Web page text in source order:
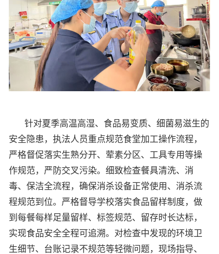
针对夏季高温高湿、食品易变质、细菌易滋生的
安全隐患，执法人员重点规范食堂加工操作流程，
严格督促落实生熟分开、荤素分区、工具专用等操
作规范，严防交叉污染。细致检查餐具清洗、消
毒、保洁全流程，确保消杀设备正常使用、消杀流
程规范到位。严格督导学校落实食品留样制度，做
到每餐每样足量留样、标签规范、留存时长达标，
实现食品安全全程可追溯。对检查中发现的环境卫
生细节、台账记录不规范等轻微问题，现场指导、